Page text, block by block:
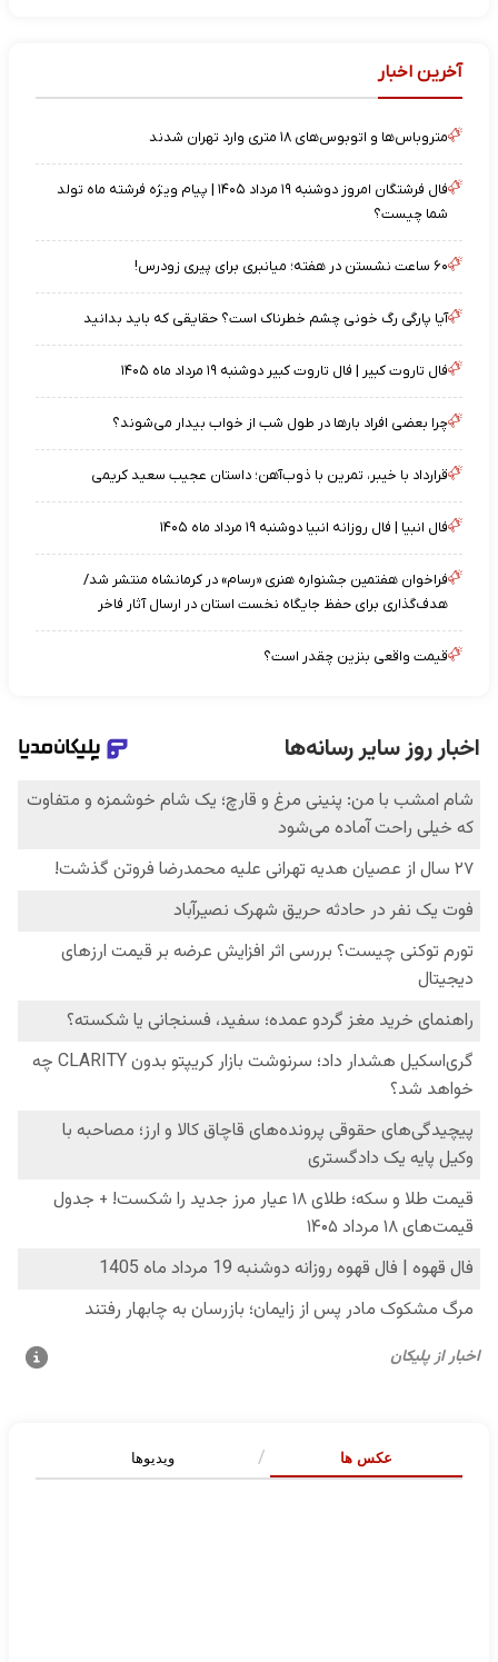
آخرین اخبار
متروباس‌ها و اتوبوس‌های ۱۸ متری وارد تهران شدند
فال فرشتگان امروز دوشنبه ۱۹ مرداد ۱۴۰۵ | پیام ویژه فرشته ماه تولد
شما چیست؟
۶۰ ساعت نشستن در هفته؛ میانبری برای پیری زودرس!
آیا پارگی رگ خونی چشم خطرناک است؟ حقایقی که باید بدانید
فال تاروت کبیر | فال تاروت کبیر دوشنبه ۱۹ مرداد ماه ۱۴۰۵
چرا بعضی افراد بارها در طول شب از خواب بیدار می‌شوند؟
قرارداد با خیبر، تمرین با ذوب‌آهن؛ داستان عجیب سعید کریمی
فال انبیا | فال روزانه انبیا دوشنبه ۱۹ مرداد ماه ۱۴۰۵
فراخوان هفتمین جشنواره هنری «رسام» در کرمانشاه منتشر شد/
هدف‌گذاری برای حفظ جایگاه نخست استان در ارسال آثار فاخر
قیمت واقعی بنزین چقدر است؟
عکس ها ویدیوها